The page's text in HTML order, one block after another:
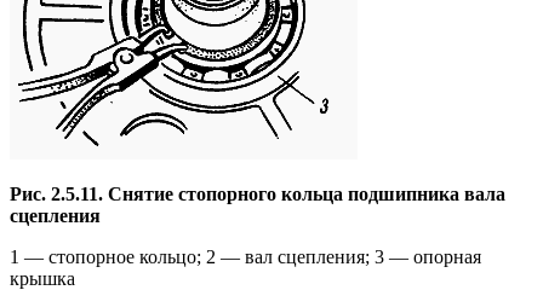
Рис. 2.5.11. Снятие стопорного кольца подшипника вала
сцепления
1 — стопорное кольцо; 2 — вал сцепления; 3 — опорная
крышка